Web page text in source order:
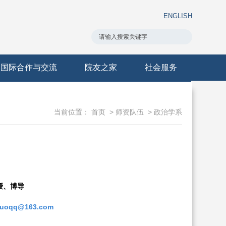
ENGLISH
国际合作与交流 院友之家 社会服务
当前位置： 首页> 师资队伍 > 政治学系
、博导